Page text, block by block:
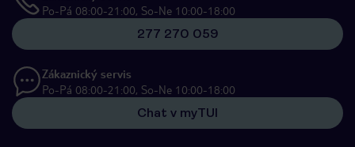
Po-Pá 08:00-21:00, So-Ne 10:00-18:00
277 270 059
Zákaznický servis
Po-Pá 08:00-21:00, So-Ne 10:00-18:00
Chat v myTUI